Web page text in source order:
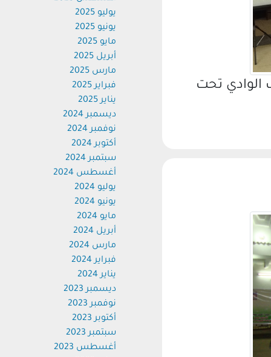
تحت
يوليو 2025
يونيو 2025
مايو 2025
أبريل 2025
مارس 2025
فبراير 2025
يناير 2025
ديسمبر 2024
نوفمبر 2024
أكتوبر 2024
سبتمبر 2024
أغسطس 2024
يوليو 2024
يونيو 2024
مايو 2024
أبريل 2024
مارس 2024
فبراير 2024
يناير 2024
ديسمبر 2023
نوفمبر 2023
أكتوبر 2023
سبتمبر 2023
أغسطس 2023